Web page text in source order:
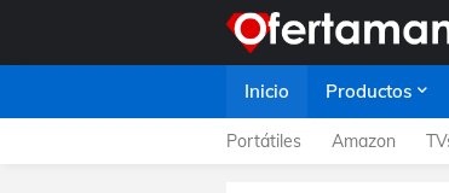
Inicio Productos
Portátiles Amazon